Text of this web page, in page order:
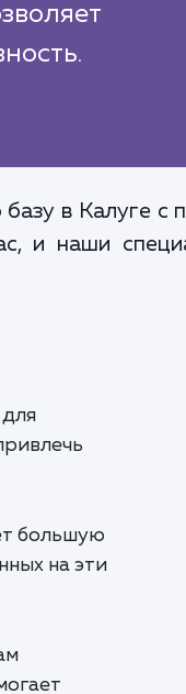
в Калуге
и наши
большую
на эти